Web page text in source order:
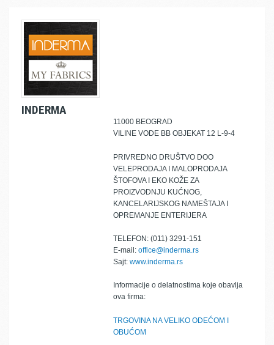
INDERMA
11000 BEOGRAD
VILINE VODE BB OBJEKAT 12 L-9-4
PRIVREDNO DRUŠTVO DOO
VELEPRODAJA I MALOPRODAJA
ŠTOFOVA I EKO KOŽE ZA
PROIZVODNJU KUĆNOG,
KANCELARIJSKOG NAMEŠTAJA I
OPREMANJE ENTERIJERA
TELEFON: (011) 3291-151
E-mail: office@inderma.rs
Sajt: www.inderma.rs
Informacije o delatnostima koje obavlja
ova firma:
TRGOVINA NA VELIKO ODEĆOM I
OBUĆOM